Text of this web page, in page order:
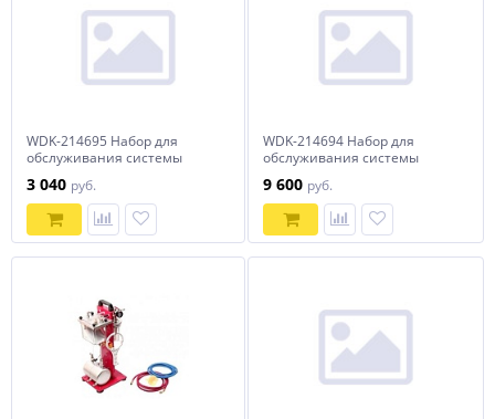
WDK-214695 Набор для
обслуживания системы
3 040 руб.
WDK-214694 Набор для
обслуживания системы
9 600 руб.